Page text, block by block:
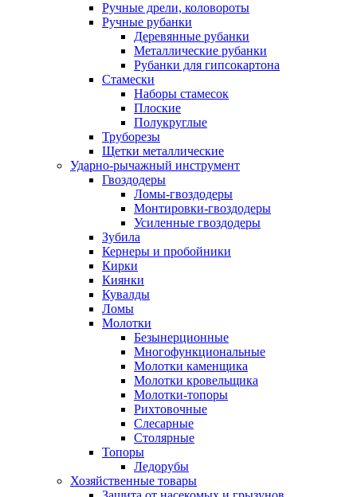
Ручные дрели, коловороты
Ручные рубанки
Деревянные рубанки
Металлические рубанки
Рубанки для гипсокартона
Стамески
Наборы стамесок
Плоские
Полукруглые
Труборезы
Щетки металлические
Ударно-рычажный инструмент
Гвоздодеры
Ломы-гвоздодеры
Монтировки-гвоздодеры
Усиленные гвоздодеры
Зубила
Кернеры и пробойники
Кирки
Киянки
Кувалды
Ломы
Молотки
Безынерционные
Многофункциональные
Молотки каменщика
Молотки кровельщика
Молотки-топоры
Рихтовочные
Слесарные
Столярные
Топоры
Ледорубы
Хозяйственные товары